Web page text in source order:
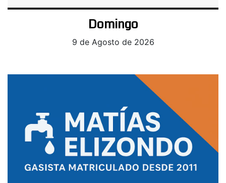
Domingo
9 de Agosto de 2026